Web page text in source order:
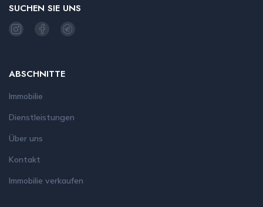
SUCHEN SIE UNS
ABSCHNITTE
Immobilie
Dienstleistungen
Über uns
Kontakt
Immobilie verkaufen